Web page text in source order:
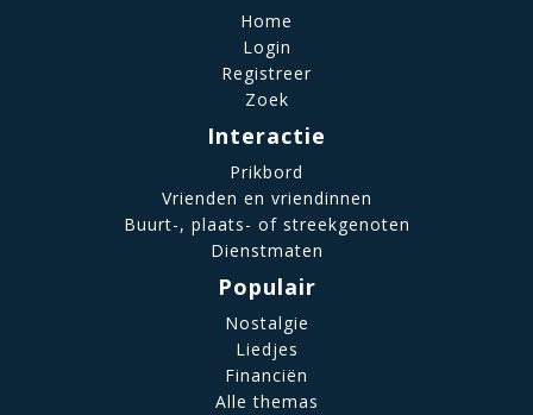
Home
Login
Registreer
Zoek
Interactie
Prikbord
Vrienden en vriendinnen
Buurt-, plaats- of streekgenoten
Dienstmaten
Populair
Nostalgie
Liedjes
Financiën
Alle themas